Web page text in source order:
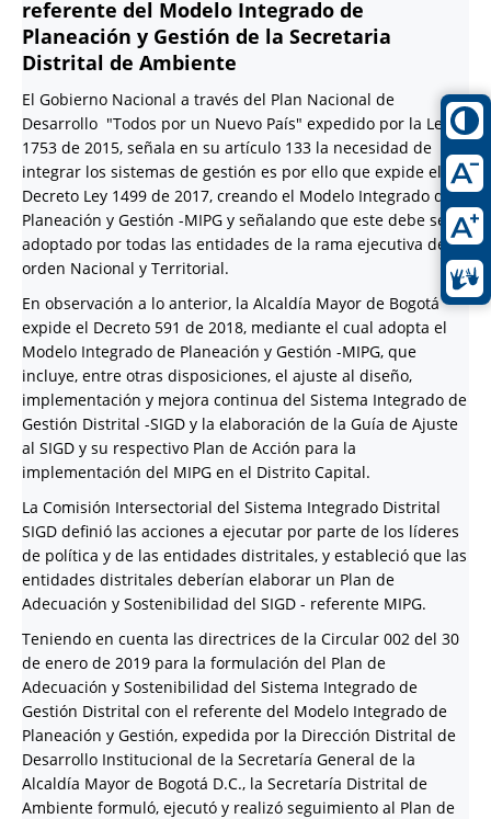
referente del Modelo Integrado de
Planeación y Gestión de la Secretaria
Distrital de Ambiente
El Gobierno Nacional a través del Plan Nacional de
Desarrollo "Todos por un Nuevo País" expedido por la Ley
1753 de 2015, señala en su artículo 133 la necesidad de
integrar los sistemas de gestión es por ello que expide el
Decreto Ley 1499 de 2017, creando el Modelo Integrado de
Planeación y Gestión -MIPG y señalando que este debe ser
adoptado por todas las entidades de la rama ejecutiva del
orden Nacional y Territorial.
En observación a lo anterior, la Alcaldía Mayor de Bogotá
expide el Decreto 591 de 2018, mediante el cual adopta el
Modelo Integrado de Planeación y Gestión -MIPG, que
incluye, entre otras disposiciones, el ajuste al diseño,
implementación y mejora continua del Sistema Integrado de
Gestión Distrital -SIGD y la elaboración de la Guía de Ajuste
al SIGD y su respectivo Plan de Acción para la
implementación del MIPG en el Distrito Capital.
La Comisión Intersectorial del Sistema Integrado Distrital
SIGD definió las acciones a ejecutar por parte de los líderes
de política y de las entidades distritales, y estableció que las
entidades distritales deberían elaborar un Plan de
Adecuación y Sostenibilidad del SIGD - referente MIPG.
Teniendo en cuenta las directrices de la Circular 002 del 30
de enero de 2019 para la formulación del Plan de
Adecuación y Sostenibilidad del Sistema Integrado de
Gestión Distrital con el referente del Modelo Integrado de
Planeación y Gestión, expedida por la Dirección Distrital de
Desarrollo Institucional de la Secretaría General de la
Alcaldía Mayor de Bogotá D.C., la Secretaría Distrital de
Ambiente formuló, ejecutó y realizó seguimiento al Plan de